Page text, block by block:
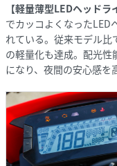
【軽量薄型LEDヘッドラ
でカッコよくなったLED
れている。従来モデル
の軽量化も達成。配光
になり、夜間の安心感を